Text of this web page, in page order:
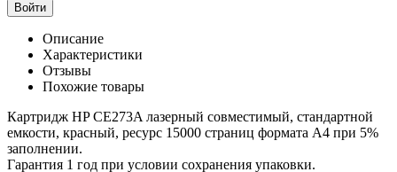
Войти
Описание
Характеристики
Отзывы
Похожие товары
Картридж HP CE273A лазерный совместимый, стандартной
емкости, красный, ресурс 15000 страниц формата А4 при 5%
заполнении.
Гарантия 1 год при условии сохранения упаковки.